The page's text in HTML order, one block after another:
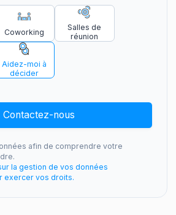
Coworking
Salles de
réunion
Aidez-moi à
décider
Contactez-nous
afin de comprendre votre
la gestion de vos données
exercer vos droits.